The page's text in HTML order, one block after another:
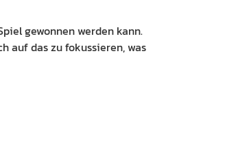
gewonnen werden kann.
auf das zu fokussieren, was